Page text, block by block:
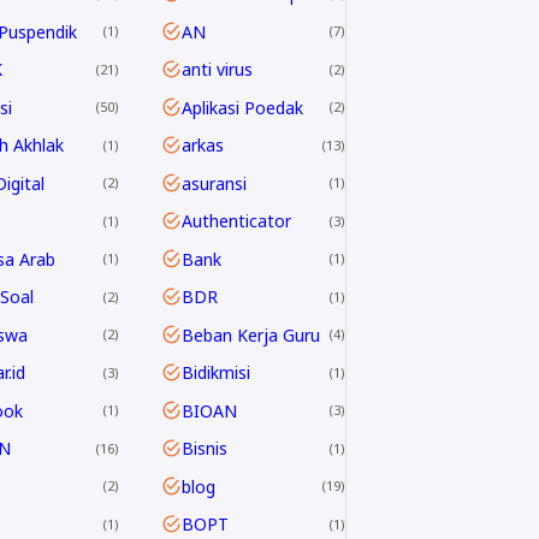
1 AN 7
21 anti virus 2
50 Aplikasi Poedak 2
Akhlak 1 arkas 13
2 asuransi 1
1 Authenticator 3
Arab 1 Bank 1
2 BDR 1
2 Beban Kerja Guru 4
3 Bidikmisi 1
1 BIOAN 3
16 Bisnis 1
2 blog 19
1 BOPT 1